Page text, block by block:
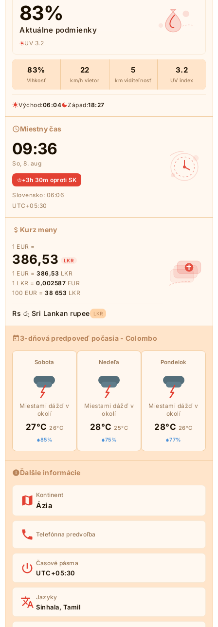
83%
Aktuálne podmienky
UV 3.2
83%
Vlhkosť
22
km/h vietor
5
km viditeľnosť
3.2
UV index
Východ:06:04 Západ:18:27
Miestny čas
09:36
So, 8. aug
+3h 30m oproti SK
Slovensko: 06:06
UTC+05:30
Kurz meny
1 EUR =
386,53 LKR
1 EUR = 386,53 LKR
1 LKR = 0,002587 EUR
100 EUR = 38 653 LKR
Rs රු Sri Lankan rupee LKR
3-dňová predpoveď počasia - Colombo
Sobota
Miestami dážď v
okolí
27°C26°C
85%
Nedeľa
Miestami dážď v
okolí
28°C25°C
75%
Pondelok
Miestami dážď v
okolí
28°C 26°C
77%
Ďalšie informácie
Kontinent
Ázia
Telefónna predvoľba
Časové pásma
UTC+05:30
Jazyky
Sinhala, Tamil